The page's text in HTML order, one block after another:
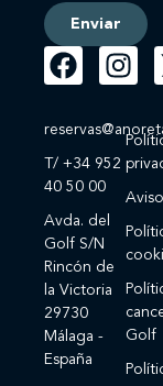
Enviar
T/ +34 952
40 50 00
Avda. del
Golf S/N
Rincón de
la Victoria
29730
Málaga -
España
Golf